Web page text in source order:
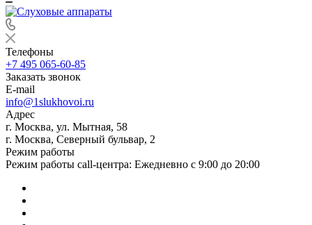
Телефоны
+7 495 065-60-85
Заказать звонок
E-mail
info@1slukhovoi.ru
Адрес
г. Москва, ул. Мытная, 58
г. Москва, Северный бульвар, 2
Режим работы
Режим работы call-центра: Ежедневно с 9:00 до 20:00